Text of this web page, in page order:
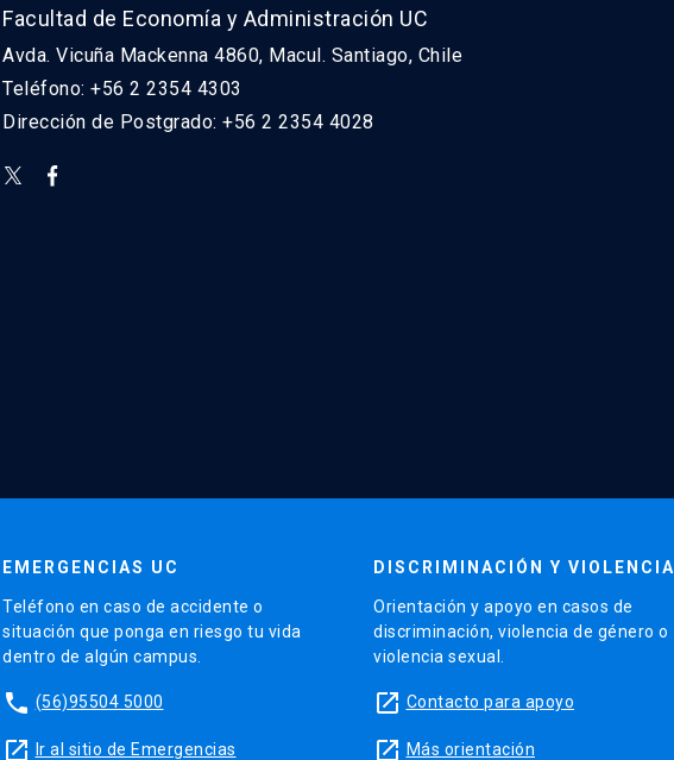
Facultad de Economía y Administración UC
Avda. Vicuña Mackenna 4860, Macul. Santiago, Chile
Teléfono: +56 2 2354 4303
Dirección de Postgrado: +56 2 2354 4028
EMERGENCIAS UC
Teléfono en caso de accidente o
situación que ponga en riesgo tu vida
dentro de algún campus.
phone (56)95504 5000
launch Ir al sitio de Emergencias
DISCRIMINACIÓN Y VIOLENCIA
Orientación y apoyo en casos de
discriminación, violencia de género o
violencia sexual.
launch Contacto para apoyo
launch Más orientación